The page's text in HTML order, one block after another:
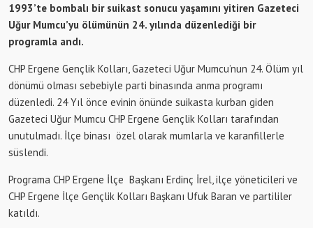
1993’te bombalı bir suikast sonucu yaşamını yitiren Gazeteci
Uğur Mumcu’yu ölümünün 24. yılında düzenlediği bir
programla andı.
CHP Ergene Gençlik Kolları, Gazeteci Uğur Mumcu’nun 24. Ölüm yıl
dönümü olması sebebiyle parti binasında anma programı
düzenledi. 24 Yıl önce evinin önünde suikasta kurban giden
Gazeteci Uğur Mumcu CHP Ergene Gençlik Kolları tarafından
unutulmadı. İlçe binası özel olarak mumlarla ve karanfillerle
süslendi.
Programa CHP Ergene İlçe Başkanı Erdinç İrel, ilçe yöneticileri ve
CHP Ergene İlçe Gençlik Kolları Başkanı Ufuk Baran ve partililer
katıldı.